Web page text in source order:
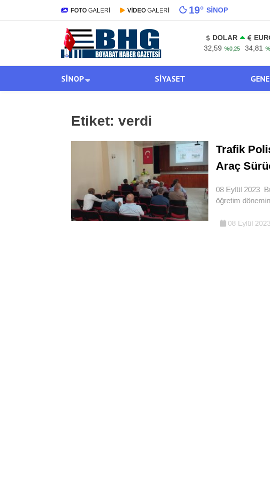
FOTO GALERİ VİDEO GALERİ 19° SINOP
DOLAR
32,59 %0,25
34,81
SINOP SIYASET
Etiket: verdi
Trafik
Araç
08 Eylül 2023
öğretim
08 Eylül